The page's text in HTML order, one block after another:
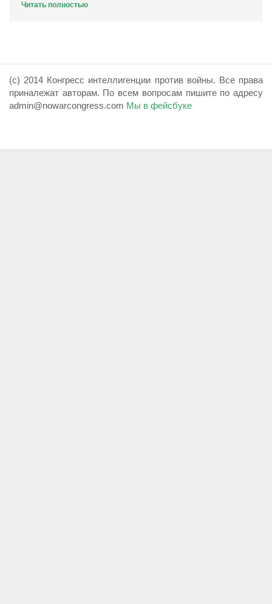
Читать полностью
(с) 2014 Конгресс интеллигенции против войны. Все права
приналежат авторам. По всем вопросам пишите по адресу
admin@nowarcongress.com Мы в фейсбуке